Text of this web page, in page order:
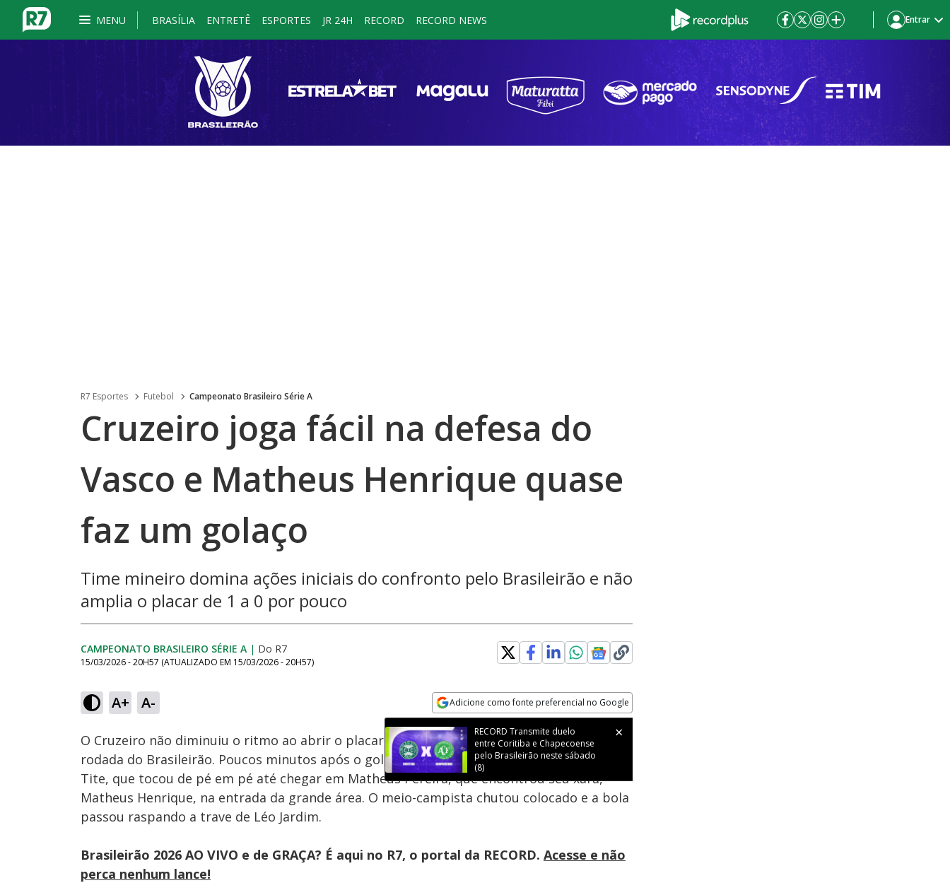
MENU BRASÍLIA ENTRETÊ ESPORTES JR 24H RECORD RECORD NEWS Entrar
R7 Esportes Futebol Campeonato Brasileiro Série A
Cruzeiro joga fácil na defesa do
Vasco e Matheus Henrique quase
faz um golaço
Time mineiro domina ações iniciais do confronto pelo Brasileirão e não
amplia o placar de 1 a 0 por pouco
CAMPEONATO BRASILEIRO SÉRIE A | Do R7
15/03/2026 - 20H57 (ATUALIZADO EM 15/03/2026 - 20H57)
A+ A- Adicione como fonte preferencial no Google
Opens in new window
RECORD Transmite duelo
entre Coritiba e Chapecoense
pelo Brasileirão neste sábado
(8)
Ativar
Som
Velocidade
O Cruzeiro não diminuiu o ritmo ao abrir o placar sobre o Vasco no jogo válido pela sexta
rodada do Brasileirão. Poucos minutos após o gol, outro ataque perigoso da equipe de
Tite, que tocou de pé em pé até chegar em Matheus Pereira, que encontrou seu xará,
Matheus Henrique, na entrada da grande área. O meio-campista chutou colocado e a bola
passou raspando a trave de Léo Jardim.
Brasileirão 2026 AO VIVO e de GRAÇA? É aqui no R7, o portal da RECORD. Acesse e não
perca nenhum lance!